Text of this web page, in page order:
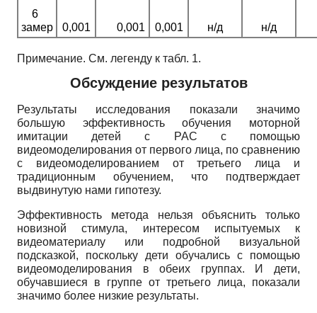
6
замер
0,001 0,001 0,001 н/д н/д
Примечание. См. легенду к табл. 1.
Обсуждение результатов
Результаты исследования показали значимо
большую эффективность обучения моторной
имитации детей с РАС с помощью
видеомоделирования от первого лица, по сравнению
с видеомоделированием от третьего лица и
традиционным обучением, что подтверждает
выдвинутую нами гипотезу.
Эффективность метода нельзя объяснить только
новизной стимула, интересом испытуемых к
видеоматериалу или подробной визуальной
подсказкой, поскольку дети обучались с помощью
видеомоделирования в обеих группах. И дети,
обучавшиеся в группе от третьего лица, показали
значимо более низкие результаты.